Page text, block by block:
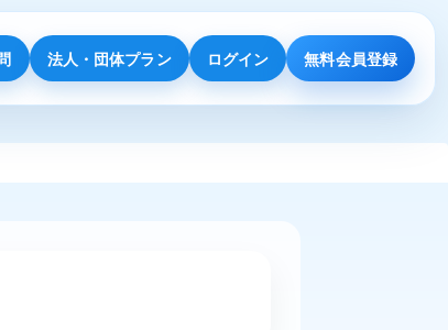
法人・団体プラン ログイン 無料会員登録